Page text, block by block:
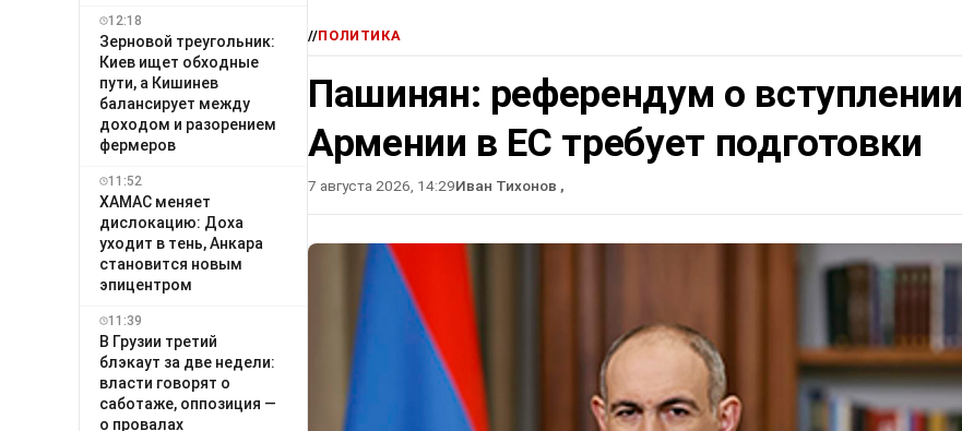
12:18
Зерновой треугольник:
Киев ищет обходные
пути, а Кишинев
балансирует между
доходом и разорением
фермеров
11:52
ХАМАС меняет
дислокацию: Доха
уходит в тень, Анкара
становится новым
эпицентром
11:39
В Грузии третий
блэкаут за две недели:
власти говорят о
саботаже, оппозиция —
о провалах
//ПОЛИТИКА
Пашинян: референдум о вступлении
Армении в ЕС требует подготовки
7 августа 2026, 14:29Иван Тихонов ,